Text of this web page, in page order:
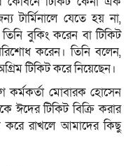
টার্মিনালে যেতে হয় না,
বুকিং করেন বা টিকিট
করেন। তিনি বলেন,
টিকিট করে নিয়েছেন।
কর্মকর্তা মোবারক হোসেন
ঈদের টিকিট বিক্রি করার
রাখলে আমাদের কিছু